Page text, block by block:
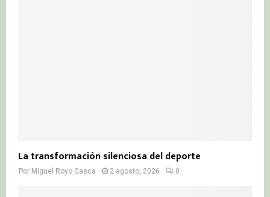
La transformación silenciosa del deporte
Por Miguel Royo Gasca 2 agosto, 2026 0